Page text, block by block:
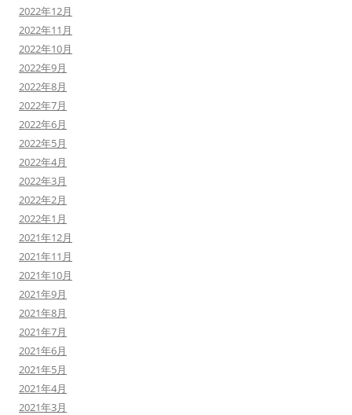
2022年12月
2022年11月
2022年10月
2022年9月
2022年8月
2022年7月
2022年6月
2022年5月
2022年4月
2022年3月
2022年2月
2022年1月
2021年12月
2021年11月
2021年10月
2021年9月
2021年8月
2021年7月
2021年6月
2021年5月
2021年4月
2021年3月